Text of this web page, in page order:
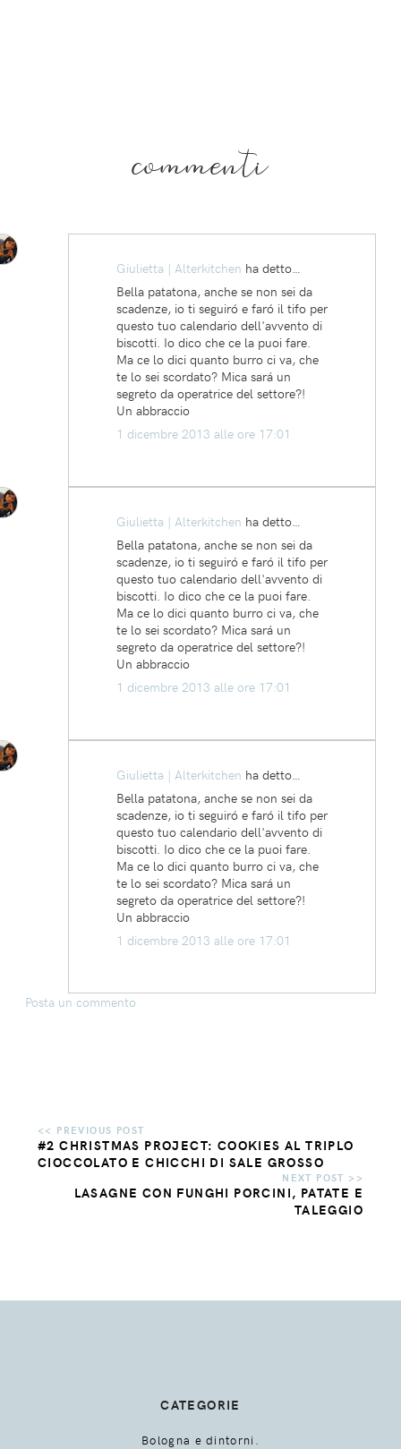
commenti
Giulietta | Alterkitchen ha detto…
Bella patatona, anche se non sei da
scadenze, io ti seguiró e faró il tifo per
questo tuo calendario dell'avvento di
biscotti. Io dico che ce la puoi fare.
Ma ce lo dici quanto burro ci va, che
te lo sei scordato? Mica sará un
segreto da operatrice del settore?!
Un abbraccio
1 dicembre 2013 alle ore 17:01
Giulietta | Alterkitchen ha detto…
Bella patatona, anche se non sei da
scadenze, io ti seguiró e faró il tifo per
questo tuo calendario dell'avvento di
biscotti. Io dico che ce la puoi fare.
Ma ce lo dici quanto burro ci va, che
te lo sei scordato? Mica sará un
segreto da operatrice del settore?!
Un abbraccio
1 dicembre 2013 alle ore 17:01
Giulietta | Alterkitchen ha detto…
Bella patatona, anche se non sei da
scadenze, io ti seguiró e faró il tifo per
questo tuo calendario dell'avvento di
biscotti. Io dico che ce la puoi fare.
Ma ce lo dici quanto burro ci va, che
te lo sei scordato? Mica sará un
segreto da operatrice del settore?!
Un abbraccio
1 dicembre 2013 alle ore 17:01
Posta un commento
#2 CHRISTMAS PROJECT: COOKIES AL TRIPLO
CIOCCOLATO E CHICCHI DI SALE GROSSO
LASAGNE CON FUNGHI PORCINI, PATATE E
TALEGGIO
CATEGORIE
Bologna e dintorni.